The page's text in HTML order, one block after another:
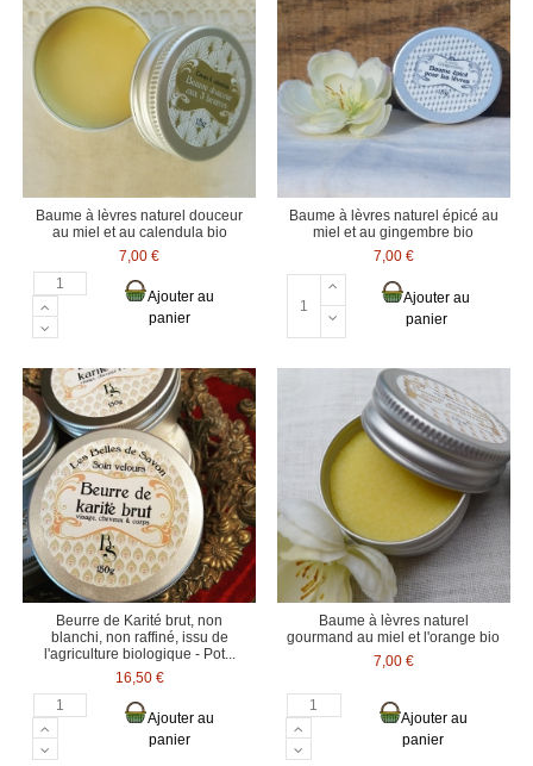
Baume à lèvres naturel douceur
au miel et au calendula bio
7,00 €
Ajouter au
panier
Baume à lèvres naturel épicé au
miel et au gingembre bio
7,00 €
Ajouter au
panier
Beurre de Karité brut, non
blanchi, non raffiné, issu de
l'agriculture biologique - Pot...
16,50 €
Ajouter au
panier
Baume à lèvres naturel
gourmand au miel et l'orange bio
7,00 €
Ajouter au
panier